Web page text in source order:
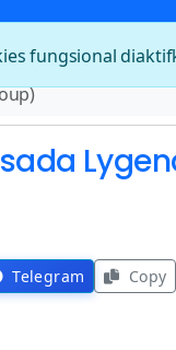
Telegram Copy
fungsional